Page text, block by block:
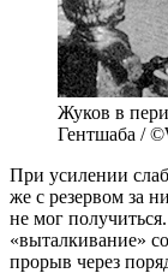
Жуков в
Гентшаба /
При усилении
же с резервом за
не мог
«выталкивание»
прорыв через